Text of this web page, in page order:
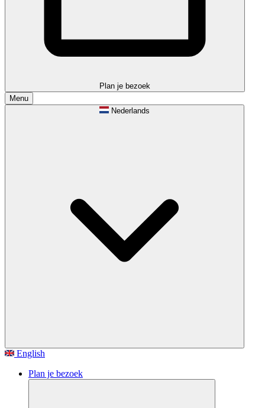
Plan je bezoek
Menu
Nederlands
English
Plan je bezoek